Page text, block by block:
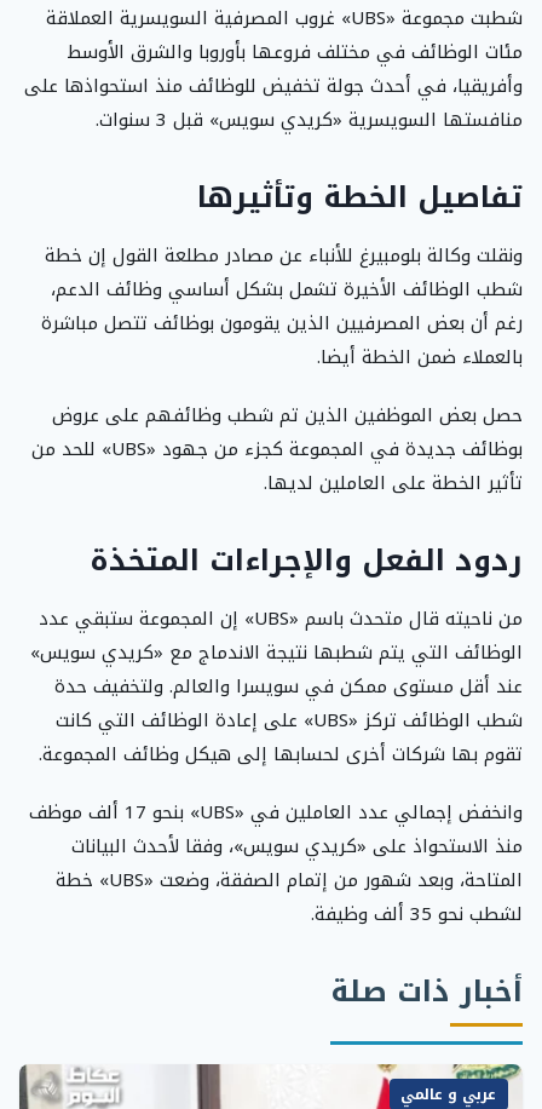
شطبت مجموعة «UBS» غروب المصرفية السويسرية العملاقة
مئات الوظائف في مختلف فروعها بأوروبا والشرق الأوسط
وأفريقيا، في أحدث جولة تخفيض للوظائف منذ استحواذها على
منافستها السويسرية «كريدي سويس» قبل 3 سنوات.
تفاصيل الخطة وتأثيرها
ونقلت وكالة بلومبيرغ للأنباء عن مصادر مطلعة القول إن خطة
شطب الوظائف الأخيرة تشمل بشكل أساسي وظائف الدعم،
رغم أن بعض المصرفيين الذين يقومون بوظائف تتصل مباشرة
بالعملاء ضمن الخطة أيضا.
حصل بعض الموظفين الذين تم شطب وظائفهم على عروض
بوظائف جديدة في المجموعة كجزء من جهود «UBS» للحد من
تأثير الخطة على العاملين لديها.
ردود الفعل والإجراءات المتخذة
من ناحيته قال متحدث باسم «UBS» إن المجموعة ستبقي عدد
الوظائف التي يتم شطبها نتيجة الاندماج مع «كريدي سويس»
عند أقل مستوى ممكن في سويسرا والعالم. ولتخفيف حدة
شطب الوظائف تركز «UBS» على إعادة الوظائف التي كانت
تقوم بها شركات أخرى لحسابها إلى هيكل وظائف المجموعة.
وانخفض إجمالي عدد العاملين في «UBS» بنحو 17 ألف موظف
منذ الاستحواذ على «كريدي سويس»، وفقا لأحدث البيانات
المتاحة، وبعد شهور من إتمام الصفقة، وضعت «UBS» خطة
لشطب نحو 35 ألف وظيفة.
أخبار ذات صلة
عربي و عالمي